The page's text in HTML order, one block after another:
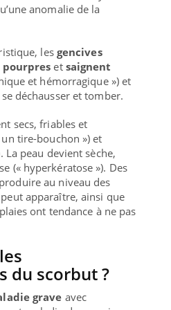
anomalie de la
les gencives
pourpres et saignent
et hémorragique ») et
déchausser et tomber.
secs, friables et
tire-bouchon ») et
La peau devient sèche,
(« hyperkératose »). Des
au niveau des
peut apparaître, ainsi que
ont tendance à ne pas
du scorbut ?
grave avec